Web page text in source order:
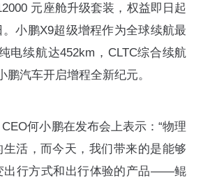
元座舱升级套装，权益即日起
小鹏X9超级增程作为全球续航最
电续航达452km，CLTC综合续航
鹏汽车开启增程全新纪元。
何小鹏在发布会上表示：“物理
活，而今天，我们带来的是能够
出行方式和出行体验的产品——鲲